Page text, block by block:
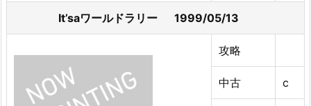
It’saワールドラリー 1999/05/13
攻略
中古 c